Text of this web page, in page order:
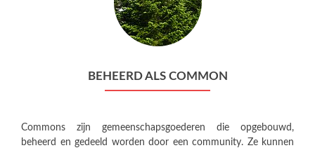
BEHEERD ALS COMMON
Commons zijn gemeenschapsgoederen die opgebouwd,
beheerd en gedeeld worden door een community. Ze kunnen